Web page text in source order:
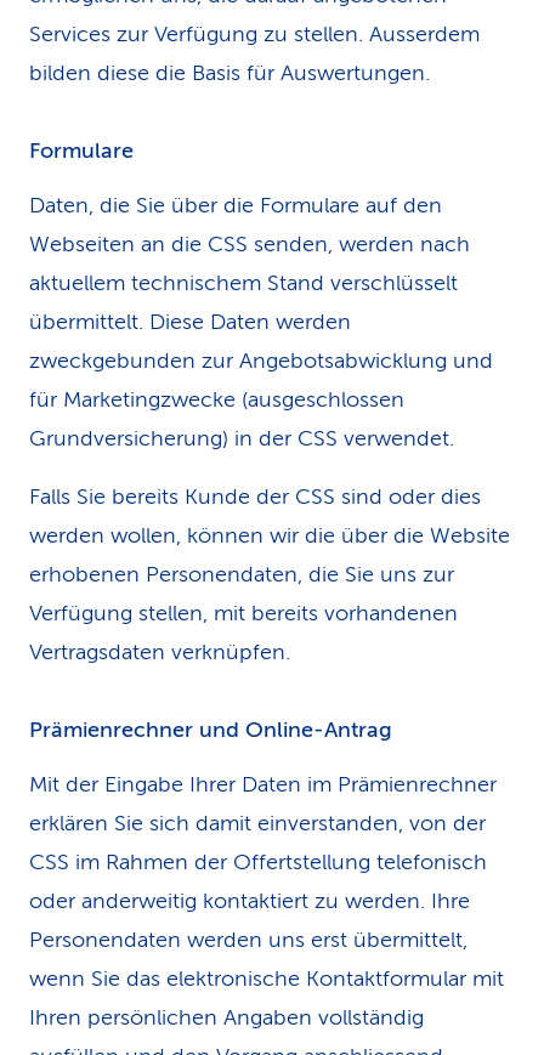
Services zur Verfügung zu stellen. Ausserdem
bilden diese die Basis für Auswertungen.
Formulare
Daten, die Sie über die Formulare auf den
Webseiten an die CSS senden, werden nach
aktuellem technischem Stand verschlüsselt
übermittelt. Diese Daten werden
zweckgebunden zur Angebotsabwicklung und
für Marketingzwecke (ausgeschlossen
Grundversicherung) in der CSS verwendet.
Falls Sie bereits Kunde der CSS sind oder dies
werden wollen, können wir die über die Website
erhobenen Personendaten, die Sie uns zur
Verfügung stellen, mit bereits vorhandenen
Vertragsdaten verknüpfen.
Prämienrechner und Online-Antrag
Mit der Eingabe Ihrer Daten im Prämienrechner
erklären Sie sich damit einverstanden, von der
CSS im Rahmen der Offertstellung telefonisch
oder anderweitig kontaktiert zu werden. Ihre
Personendaten werden uns erst übermittelt,
wenn Sie das elektronische Kontaktformular mit
Ihren persönlichen Angaben vollständig